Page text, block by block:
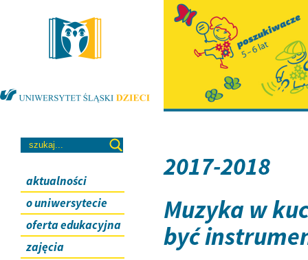
aktualności
o uniwersytecie
oferta edukacyjna
zajęcia
2017-2018
Muzyka w
być